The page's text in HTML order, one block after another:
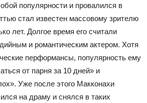
популярности и провалился в
стал известен массовому зрителю
лет. Долгое время его считали
и романтическим актером. Хотя
перформансы, популярность ему
от парня за 10 дней» и
Уже после этого Макконахи
на драму и снялся в таких